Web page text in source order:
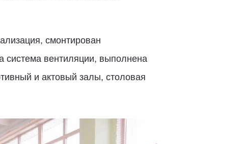
смонтирован
система вентиляции, выполнена
и актовый залы, столовая